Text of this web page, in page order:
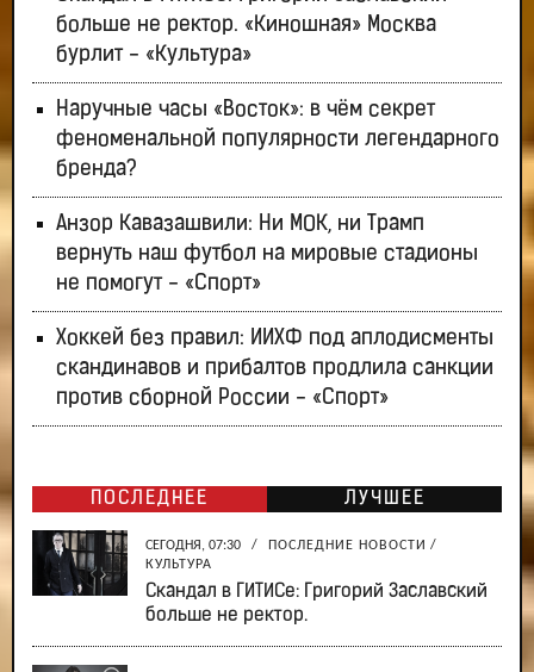
больше не ректор. «Киношная» Москва
бурлит - «Культура»
Наручные часы «Восток»: в чём секрет
феноменальной популярности легендарного
бренда?
Анзор Кавазашвили: Ни МОК, ни Трамп
вернуть наш футбол на мировые стадионы
не помогут - «Спорт»
Хоккей без правил: ИИХФ под аплодисменты
скандинавов и прибалтов продлила санкции
против сборной России - «Спорт»
ПОСЛЕДНЕЕ ЛУЧШЕЕ
СЕГОДНЯ, 07:30 / ПОСЛЕДНИЕ НОВОСТИ /
КУЛЬТУРА
Скандал в ГИТИСе: Григорий Заславский
больше не ректор.